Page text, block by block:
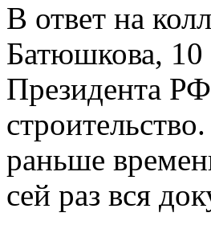
В ответ на
Батюшкова, 10
Президента
раньше
сей раз вся